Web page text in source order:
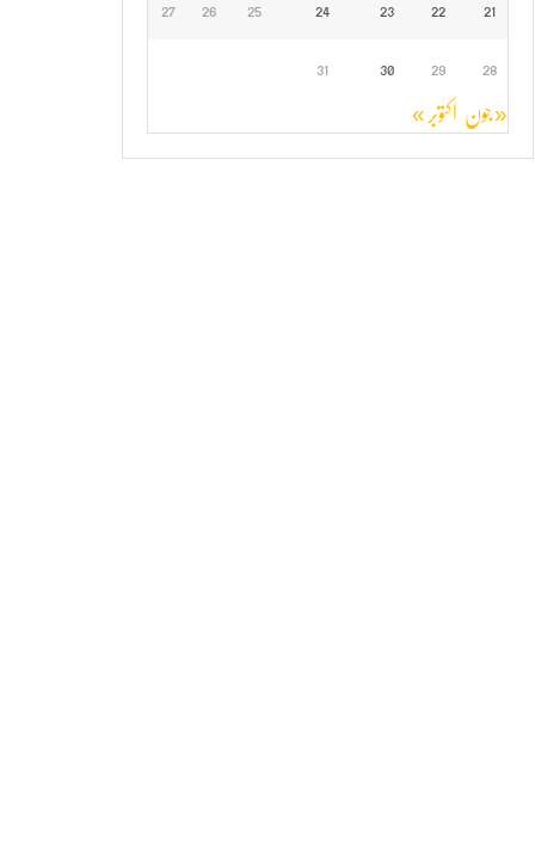
21
22
23
24
25
26
27
28
29
30
31
« جون اکتوبر »